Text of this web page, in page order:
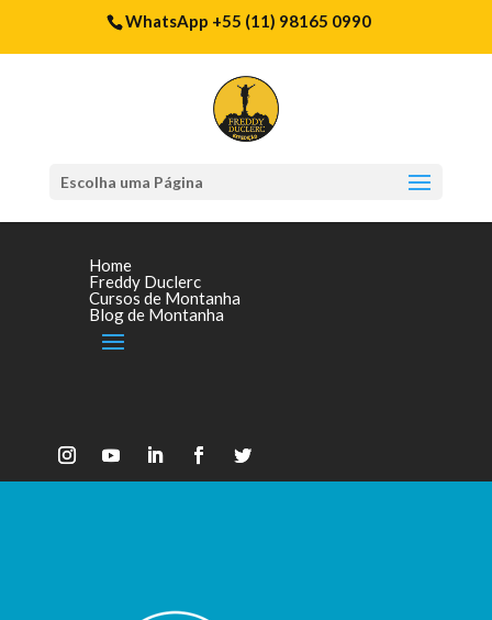
WhatsApp +55 (11) 98165 0990
Escolha uma Página
Home
Freddy Duclerc
Cursos de Montanha
Blog de Montanha